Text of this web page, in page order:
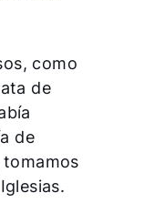
como
de
de
¿Cómo podemos
Línea de